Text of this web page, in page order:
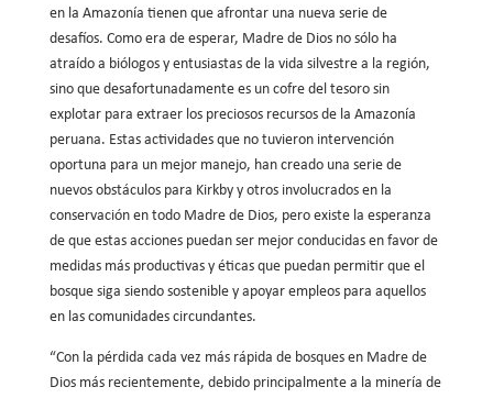
en la Amazonía tienen que afrontar una nueva serie de
desafíos. Como era de esperar, Madre de Dios no sólo ha
atraído a biólogos y entusiastas de la vida silvestre a la región,
sino que desafortunadamente es un cofre del tesoro sin
explotar para extraer los preciosos recursos de la Amazonía
peruana. Estas actividades que no tuvieron intervención
oportuna para un mejor manejo, han creado una serie de
nuevos obstáculos para Kirkby y otros involucrados en la
conservación en todo Madre de Dios, pero existe la esperanza
de que estas acciones puedan ser mejor conducidas en favor de
medidas más productivas y éticas que puedan permitir que el
bosque siga siendo sostenible y apoyar empleos para aquellos
en las comunidades circundantes.
“Con la pérdida cada vez más rápida de bosques en Madre de
Dios más recientemente, debido principalmente a la minería de